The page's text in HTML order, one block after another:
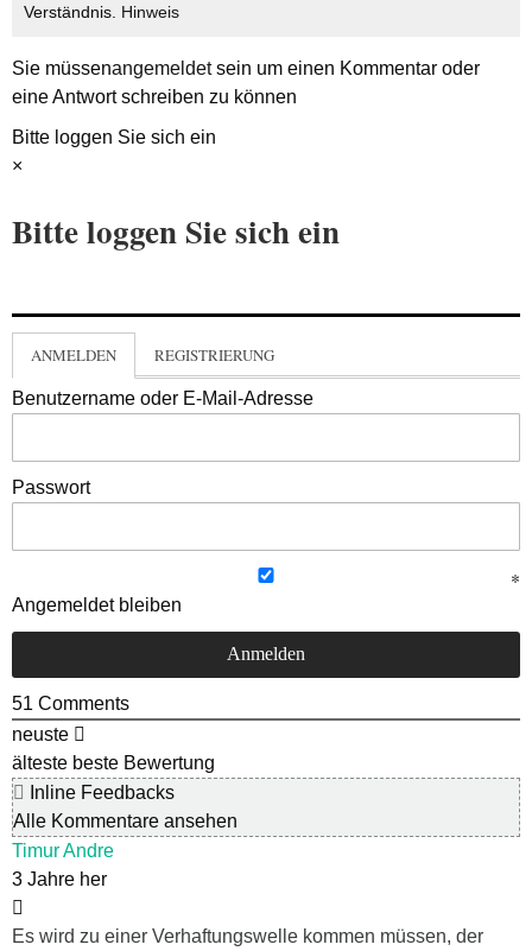
Verständnis. Hinweis
Sie müssenangemeldetsein um einen Kommentar oder
eine Antwort schreiben zu können
Bitte loggen Sie sich ein
×
Bitte loggen Sie sich ein
ANMELDEN REGISTRIERUNG
Benutzername oder E-Mail-Adresse
Passwort
Angemeldet bleiben
51 Comments
neuste
älteste beste Bewertung
Inline Feedbacks
Alle Kommentare ansehen
Timur Andre
3 Jahre her
Es wird zu einer Verhaftungswelle kommen müssen, der